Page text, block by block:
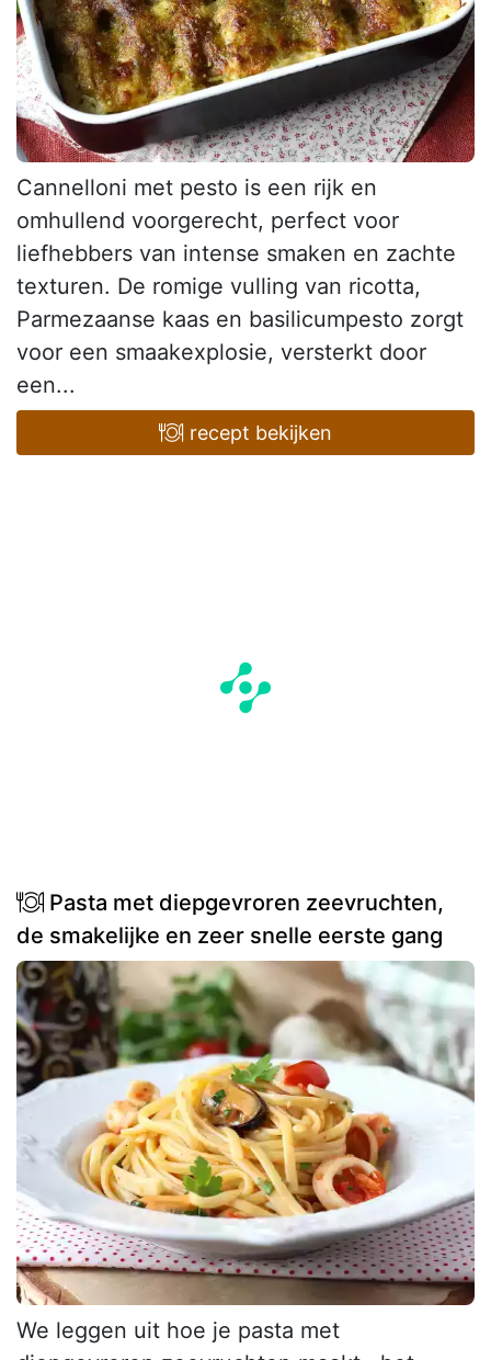
Cannelloni met pesto is een rijk en
omhullend voorgerecht, perfect voor
liefhebbers van intense smaken en zachte
texturen. De romige vulling van ricotta,
Parmezaanse kaas en basilicumpesto zorgt
voor een smaakexplosie, versterkt door
een...
recept bekijken
Pasta met diepgevroren zeevruchten,
de smakelijke en zeer snelle eerste gang
We leggen uit hoe je pasta met